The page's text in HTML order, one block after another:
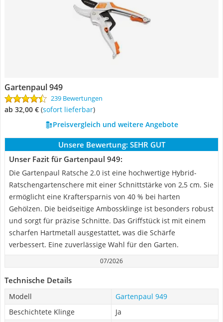
Gartenpaul 949
239 Bewertungen
ab 32,00 € ( Sofort lieferbar)
Preisvergleich und weitere Angebote
Unsere Bewertung: SEHR GUT
Unser Fazit für Gartenpaul 949:
Die Gartenpaul Ratsche 2.0 ist eine hochwertige Hybrid-
Ratschengartenschere mit einer Schnittstärke von 2,5 cm. Sie
ermöglicht eine Kraftersparnis von 40 % bei harten
Gehölzen. Die beidseitige Ambossklinge ist besonders robust
und sorgt für präzise Schnitte. Das Griffstück ist mit einem
scharfen Hartmetall ausgestattet, was die Schärfe
verbessert. Eine zuverlässige Wahl für den Garten.
07/2026
Technische Details
Modell
Gartenpaul 949
Beschichtete Klinge
Ja